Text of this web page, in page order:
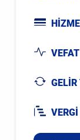
GELİR